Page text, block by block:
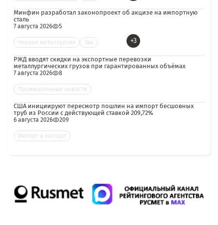
Минфин разработал законопроект об акцизе на импортную
сталь
7 августа 2026 5
Черная металлургия Зак +3
РЖД вводят скидки на экспортные перевозки
металлургических грузов при гарантированных объёмах
7 августа 2026 8
Промышленные новости
США инициируют пересмотр пошлин на импорт бесшовных
труб из России с действующей ставкой 209,72%
6 августа 2026 209
Импорт и экспорт